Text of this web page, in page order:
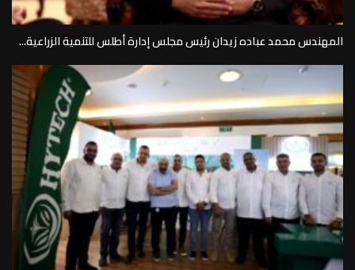
المهندس محمد عباده زيدان رئيس مجلس إدارة أطلس للتنمية الزراعية...